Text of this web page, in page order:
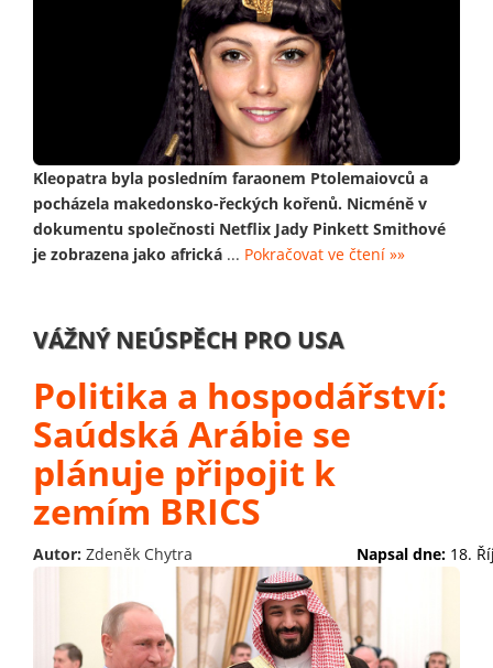
Kleopatra byla posledním faraonem Ptolemaiovců a
pocházela makedonsko-řeckých kořenů. Nicméně v
dokumentu společnosti Netflix Jady Pinkett Smithové
je zobrazena jako africká ... Pokračovat ve čtení »»
VÁŽNÝ NEÚSPĚCH PRO USA
Politika a hospodářství:
Saúdská Arábie se
plánuje připojit k
zemím BRICS
Autor: Zdeněk Chytra Napsal dne: 18.